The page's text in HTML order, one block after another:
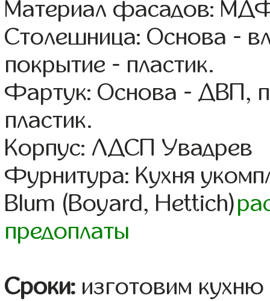
Материал фасадов:
Столешница: Основа -
покрытие - пластик.
Фартук: Основа - ДВП,
пластик.
Корпус: ЛДСП Увадрев
Фурнитура: Кухня
Blum (Boyard, Hettich)
предоплаты
Сроки: изготовим